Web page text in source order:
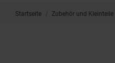
Startseite Zubehör und Kleinteile